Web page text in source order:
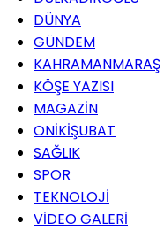
DÜNYA
GÜNDEM
KAHRAMANMARAŞ
KÖŞE YAZISI
MAGAZİN
ONİKİŞUBAT
SAĞLIK
SPOR
TEKNOLOJİ
VİDEO GALERİ